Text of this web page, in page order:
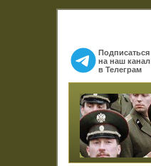
Подписаться
на наш канал
в Телеграм